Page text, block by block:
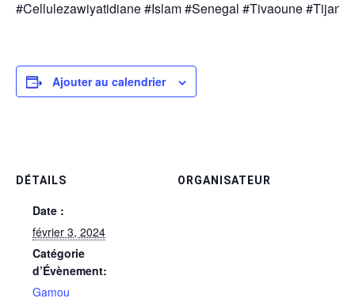
#Cellulezawiyatidiane #Islam #Senegal #Tivaoune
Ajouter au calendrier
DÉTAILS
Date :
février 3, 2024
Catégorie
d’Évènement:
Gamou
ORGANISATEUR